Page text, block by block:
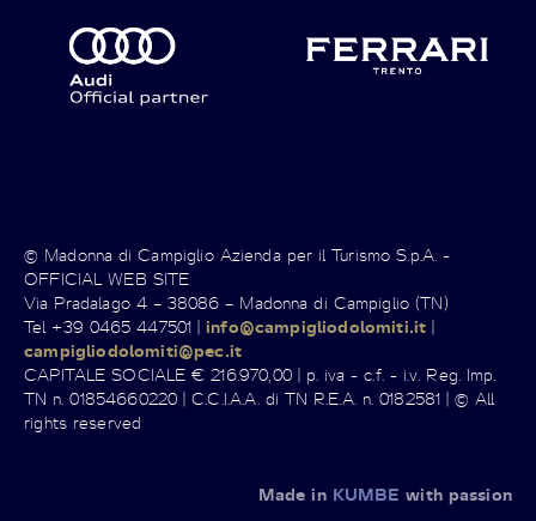
© Madonna di Campiglio Azienda per il Turismo S.p.A. -
OFFICIAL WEB SITE
Via Pradalago 4 – 38086 – Madonna di Campiglio (TN)
Tel +39 0465 447501 |info@campigliodolomiti.it |
campigliodolomiti@pec.it
CAPITALE SOCIALE € 216.970,00 | p. iva - c.f. - i.v. Reg. Imp.
TN n. 01854660220 | C.C.I.A.A. di TN R.E.A. n. 0182581 | © All
rights reserved
Made in KUMBE with passion